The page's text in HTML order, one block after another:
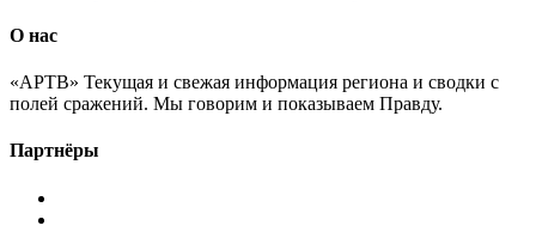
О нас
«АРТВ» Текущая и свежая информация региона и сводки с
полей сражений. Мы говорим и показываем Правду.
Партнёры